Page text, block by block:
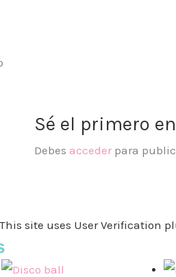
Sé el primero
Debes acceder para
This site uses User Verification